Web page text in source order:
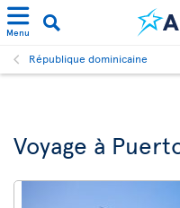
Menu
République dominicaine
Voyage à